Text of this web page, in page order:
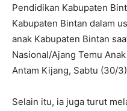
Pendidikan Kabupaten
Kabupaten Bintan dalam
anak Kabupaten Bintan
Nasional/Ajang Temu
Antam Kijang, Sabtu (30/
Selain itu, ia juga turut